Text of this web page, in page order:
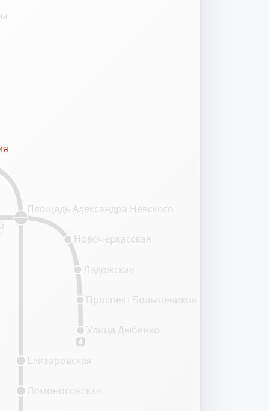
4
Площадь Александра Невского
Новочеркасская
Ладожская
Проспект Большевиков
Улица Дыбенко
Ломоносовская
Елизаровская